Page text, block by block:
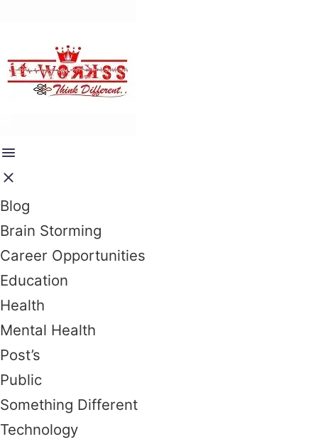
Blog
Brain Storming
Career Opportunities
Education
Health
Mental Health
Post’s
Public
Something Different
Technology